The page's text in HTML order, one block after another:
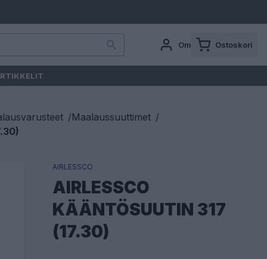
Oma tili Ostoskori
/Maalaussuuttimet /
AIRLESSCO
AIRLESSCO
KÄÄNTÖSUUTIN 317
(17.30)